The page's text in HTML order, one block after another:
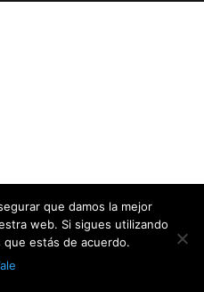
que damos la mejor
web. Si sigues utilizando
estás de acuerdo.